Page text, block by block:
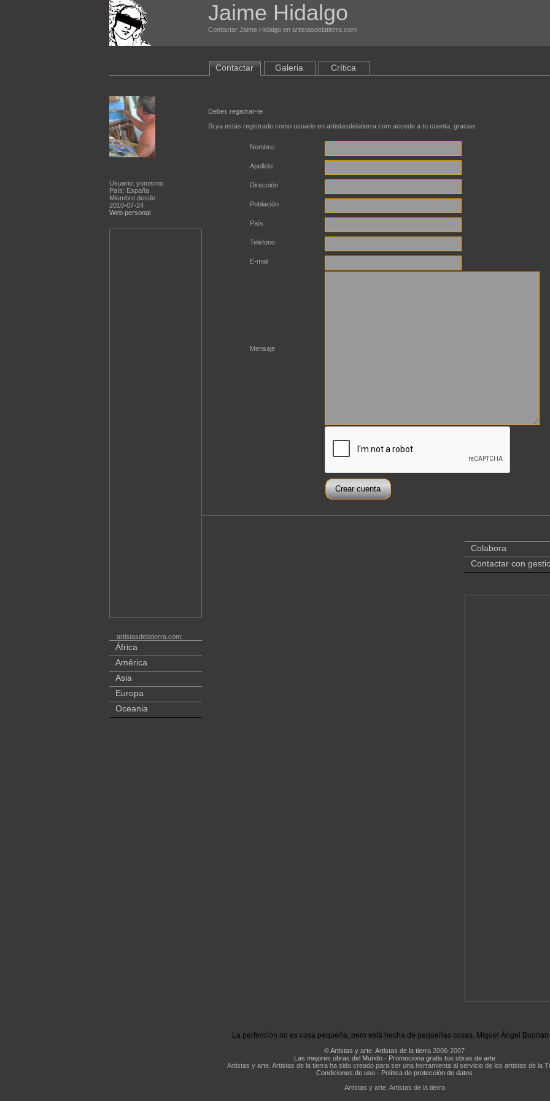
Jaime Hidalgo
Contactar Jaime Hidalgo en artistasdelatierra.com
Usuario: yomismo
País: España
Miembro desde:
2010-07-24
Web personal
artistasdelatierra.com:
África
América
Asia
Europa
Oceania
Contactar Galeria Crítica
Debes registrar-te
Si ya estás registrado como usuario en artistasdelatierra.com accede a tu cuenta, gracias
Nombre:
Apellido:
Dirección
Población
País
Telefono
E-mail
Mensaje
Colabora
Contactar con
La perfección no es cosa pequeña, pero está hecha de pequeñas cosas. Miguel Ángel
©Artistas y arte. Artistas de la tierra 2006-2007
Las mejores obras del Mundo- Promociona gratis tus obras de arte
Artistas y arte. Artistas de la tierra ha sido creado para ser una herramienta al servicio de los artistas de la
Condiciones de uso - Política de protección de datos
Artistas y arte. Artistas de la tierra